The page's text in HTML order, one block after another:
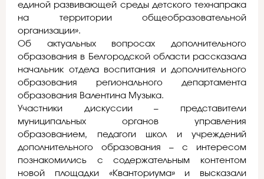
единой развивающей среды детского технапрака
на территории общеобразовательной
организации».
Об актуальных вопросах дополнительного
образования в Белгородской области рассказала
начальник отдела воспитания и дополнительного
образования регионального департамента
образования Валентина Музыка.
Участники дискуссии – представители
муниципальных органов управления
образованием, педагоги школ и учреждений
дополнительного образования – с интересом
познакомились с содержательным контентом
новой площадки «Кванториума» и высказали